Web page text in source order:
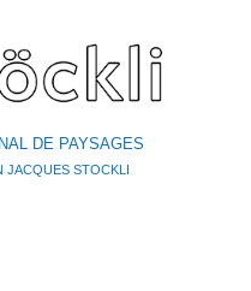
DE PAYSAGES
JACQUES STOCKLI